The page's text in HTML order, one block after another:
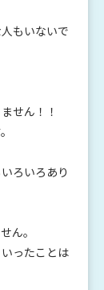
もいないで
せん！！
ろいろあり
ん。
ったことは